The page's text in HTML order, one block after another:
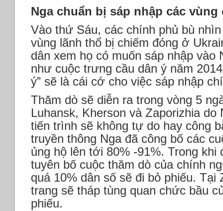
Nga chuẩn bị sáp nhập các vùng
Vào thứ Sáu, các chính phủ bù
vùng lãnh thổ bị chiếm đóng ở
dân xem họ có muốn sáp nhập vào
như cuộc trưng cầu dân ý năm
ý” sẽ là cái cớ cho việc sáp nhập
Thăm dò sẽ diễn ra trong vòng 5
Luhansk, Kherson và Zaporizhia
tiến trình sẽ không tự do hay công
truyền thông Nga đã công bố các
ủng hộ lên tới 80% -91%. Trong
tuyên bố cuộc thăm dò của chính
quá 10% dân số sẽ đi bỏ phiếu. Tại
trang sẽ tháp tùng quan chức bầu
phiếu.